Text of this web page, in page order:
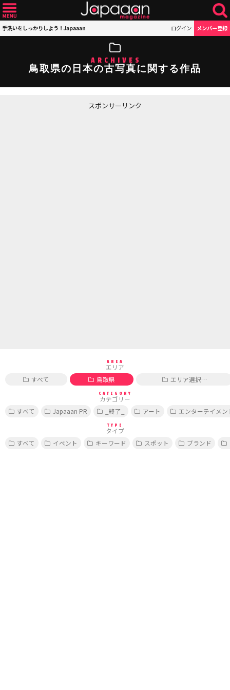
手洗いをしっかりしよう！Japaaan ログイン メンバー登録
ARCHIVES
鳥取県の日本の古写真に関する作品
スポンサーリンク
AREA
エリア
すべて
鳥取県 エリア選択…
CATEGORY
カテゴリー
すべて
Japaaan PR _終了_ アート エンターテイメン
TYPE
タイプ
すべて
イベント キーワード スポット ブランド